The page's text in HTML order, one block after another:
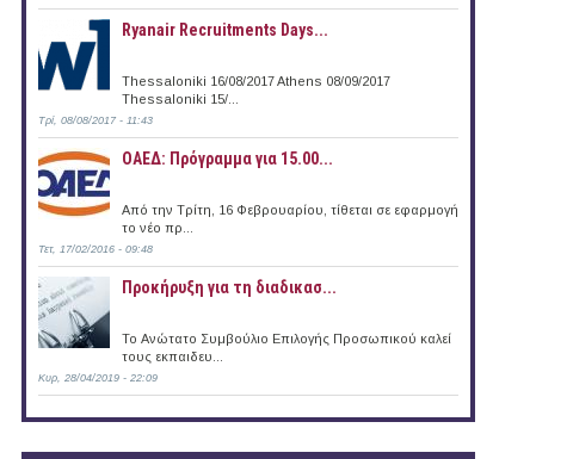
Ryanair Recruitments Days...
Thessaloniki 16/08/2017 Athens 08/09/2017
Thessaloniki 15/...
Τρί, 08/08/2017 - 11:43
ΟΑΕΔ: Πρόγραμμα για 15.00...
Από την Τρίτη, 16 Φεβρουαρίου, τίθεται σε εφαρμογή
το νέο πρ...
Τετ, 17/02/2016 - 09:48
Προκήρυξη για τη διαδικασ...
Το Ανώτατο Συμβούλιο Επιλογής Προσωπικού καλεί
τους εκπαιδευ...
Κυρ, 28/04/2019 - 22:09